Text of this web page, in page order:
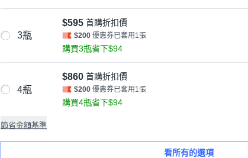
3瓶
$595 首購折扣價
$200 優惠券已套用1張
購買3瓶省下$94
4瓶
$860 首購折扣價
$200 優惠券已套用1張
購買4瓶省下$94
節省金額基準
看所有的選項